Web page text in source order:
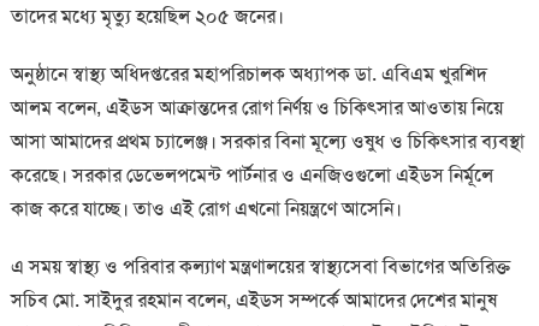
তাদের মধ্যে মৃত্যু হয়েছিল ২০৫ জনের।
অনুষ্ঠানে স্বাস্থ্য অধিদপ্তরের মহাপরিচালক অধ্যাপক ডা. এবিএম খুরশিদ
আলম বলেন, এইডস আক্রান্তদের রোগ নির্ণয় ও চিকিৎসার আওতায় নিয়ে
আসা আমাদের প্রথম চ্যালেঞ্জ। সরকার বিনা মূল্যে ওষুধ ও চিকিৎসার ব্যবস্থা
করেছে। সরকার ডেভেলপমেন্ট পার্টনার ও এনজিওগুলো এইডস নির্মূলে
কাজ করে যাচ্ছে। তাও এই রোগ এখনো নিয়ন্ত্রণে আসেনি।
এ সময় স্বাস্থ্য ও পরিবার কল্যাণ মন্ত্রণালয়ের স্বাস্থ্যসেবা বিভাগের অতিরিক্ত
সচিব মো. সাইদুর রহমান বলেন, এইডস সম্পর্কে আমাদের দেশের মানুষ